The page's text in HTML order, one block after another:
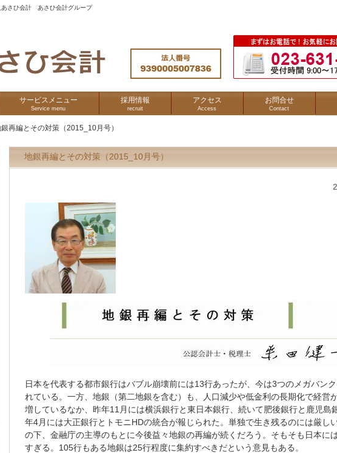
さひ会計 あさひ会計グループ
サービスメニュー
Service menu
採用情報
recruit
アクセス
Access
お問合せ
Contact
再編とその対策（2015_10月号）
地銀再編とその対策（2015_10月号）
日本を代表する都市銀行はバブル崩壊前には13行あったが、今は3つのメガバン
れている。一方、地銀（第二地銀を含む）も、人口減少や低金利の長期化で経営
増しているなか、昨年11月には横浜銀行と東日本銀行、続いて肥後銀行と鹿児島
年4月には大正銀行とトモニHDの統合が報じられた。単独で生き残るのには厳し
の下、金融庁の主導のもとに今後益々地銀の再編が続くだろう。そもそも日本に
すぎる。105行もある地銀は25行程度に集約すべきだという意見もある。